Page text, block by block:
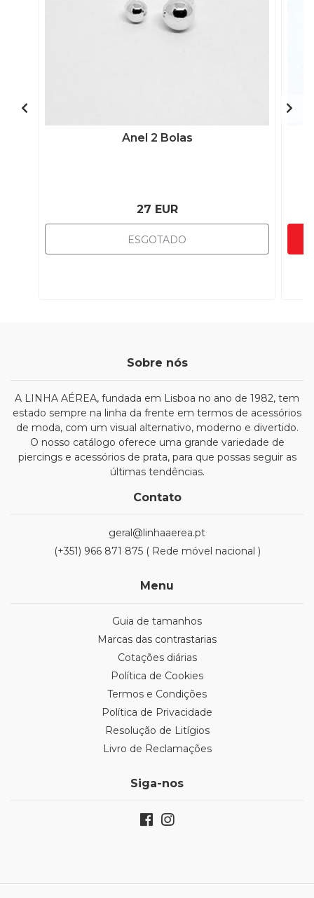
Anel 2 Bolas
27 EUR
ESGOTADO
Sobre nós
A LINHA AÉREA, fundada em Lisboa no ano de 1982, tem
estado sempre na linha da frente em termos de acessórios
de moda, com um visual alternativo, moderno e divertido.
O nosso catálogo oferece uma grande variedade de
piercings e acessórios de prata, para que possas seguir as
últimas tendências.
Contato
geral@linhaaerea.pt
(+351) 966 871 875 ( Rede móvel nacional )
Menu
Guia de tamanhos
Marcas das contrastarias
Cotações diárias
Política de Cookies
Termos e Condições
Política de Privacidade
Resolução de Litígios
Livro de Reclamações
Siga-nos